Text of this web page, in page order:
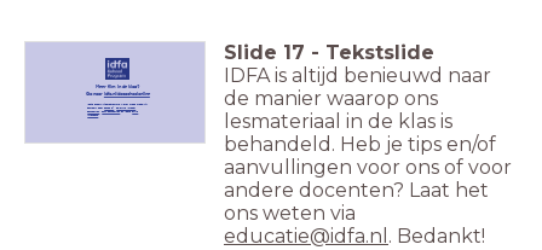
Fonds 21
ELJA Foundationen IDFA'sDikke
Vrienden+.
Meer film in de klas?
Ga naar idfa.nl/docschoolonline
Slide 17 - Tekstslide
IDFA is altijd benieuwd naar
de manier waarop ons
lesmateriaal in de klas is
behandeld. Heb je tips en/of
aanvullingen voor ons of voor
andere docenten? Laat het
ons weten via
educatie@idfa.nl . Bedankt!